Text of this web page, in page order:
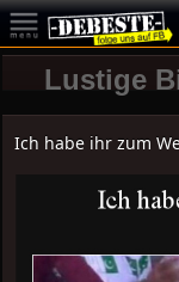
Lustige
Ich habe ihr zum